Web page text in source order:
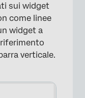
sui widget
come linee
widget a
verticale.